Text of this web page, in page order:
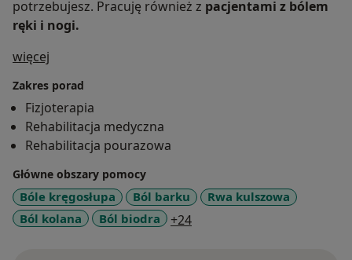
potrzebujesz. Pracuję również z pacjentami z bólem
ręki i nogi.
więcej
Zakres porad
Fizjoterapia
Rehabilitacja medyczna
Rehabilitacja pourazowa
Główne obszary pomocy
Bóle kręgosłupa Ból barku
Rwa kulszowa
Ból kolana
Ból biodra +24a11y_sr_more_diseases